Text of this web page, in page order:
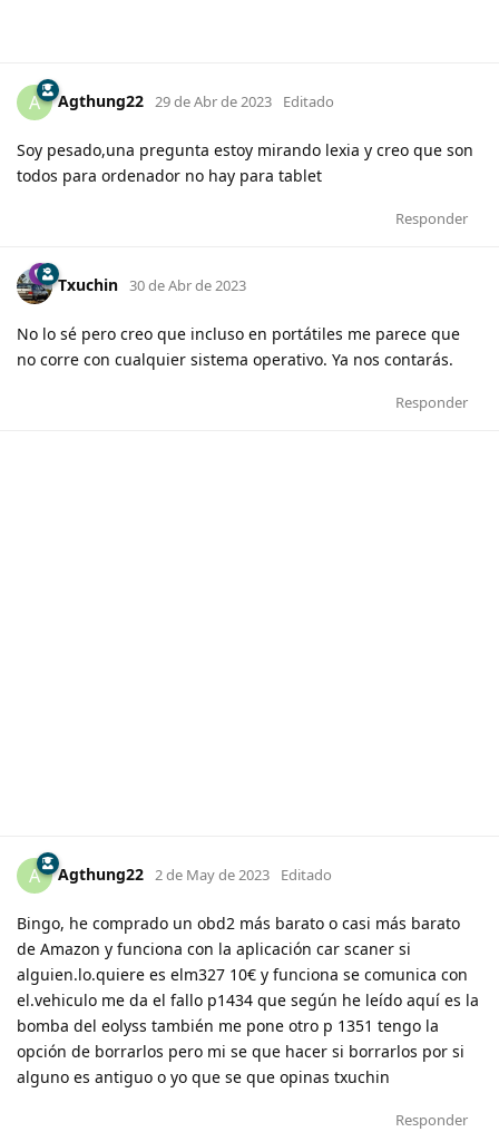
A Agthung22 29 de Abr de 2023 Editado
Soy pesado,una pregunta estoy mirando lexia y creo que son
todos para ordenador no hay para tablet
Responder
Txuchin 30 de Abr de 2023
No lo sé pero creo que incluso en portátiles me parece que
no corre con cualquier sistema operativo. Ya nos contarás.
Responder
A Agthung22 2 de May de 2023 Editado
Bingo, he comprado un obd2 más barato o casi más barato
de Amazon y funciona con la aplicación car scaner si
alguien.lo.quiere es elm327 10€ y funciona se comunica con
el.vehiculo me da el fallo p1434 que según he leído aquí es la
bomba del eolyss también me pone otro p 1351 tengo la
opción de borrarlos pero mi se que hacer si borrarlos por si
alguno es antiguo o yo que se que opinas txuchin
Responder